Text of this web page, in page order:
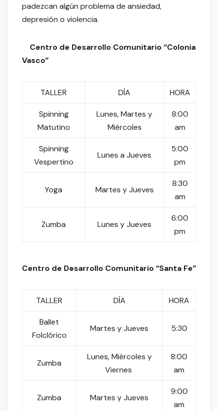
padezcan algún problema de ansiedad,
depresión o violencia.
Centro de Desarrollo Comunitario “Colonia
Vasco”
TALLER DÍA HORA
Spinning
Matutino
Lunes, Martes y
Miércoles
8:00
am
Spinning
Vespertino
Lunes a Jueves
5:00
pm
Yoga Martes y Jueves
8:30
am
Zumba Lunes y Jueves
6:00
pm
Centro de Desarrollo Comunitario “Santa Fe”
TALLER DÍA HORA
Ballet
Folclórico
Martes y Jueves 5:30
Zumba
Lunes, Miércoles y
Viernes
8:00
am
Zumba Martes y Jueves
9:00
am